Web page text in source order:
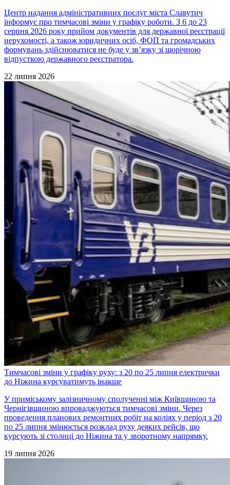
Центр надання адміністративних послуг міста Славутич
інформує про тимчасові зміни у графіку роботи. З 6 до 23
серпня 2026 року прийом документів для державної реєстрації
нерухомості, а також юридичних осіб, ФОП та громадських
формувань здійснюватися не буде у зв’язку зі щорічною
відпусткою державного реєстратора.
22 липня 2026
Тимчасові зміни у графіку руху: з 20 по 25 липня електрички
до Ніжина курсуватимуть інакше
У приміському залізничному сполученні між Київщиною та
Чернігівщиною впроваджуються тимчасові зміни. Через
проведення планових ремонтних робіт на коліях у період з 20
по 25 липня змінюється розклад руху деяких рейсів, що
курсують зі столиці до Ніжина та у зворотному напрямку.
19 липня 2026